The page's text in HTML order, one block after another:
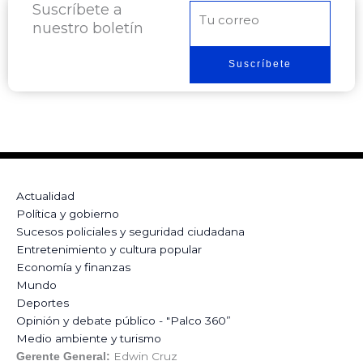
Suscríbete a
nuestro boletín
electrónico
Suscríbete
Actualidad
Política y gobierno
Sucesos policiales y seguridad ciudadana
Entretenimiento y cultura popular
Economía y finanzas
Mundo
Deportes
Opinión y debate público - "Palco 360”
Medio ambiente y turismo
Gerente General: Edwin Cruz